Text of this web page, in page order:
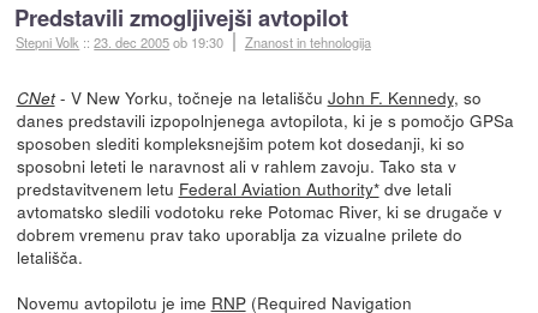
Predstavili zmogljivejši avtopilot
Stepni Volk ::23. dec 2005ob 19:30 Znanost in tehnologija
CNet- V New Yorku, točneje na letališču John F. Kennedy, so
danes predstavili izpopolnjenega avtopilota, ki je s pomočjo GPSa
sposoben slediti kompleksnejšim potem kot dosedanji, ki so
sposobni leteti le naravnost ali v rahlem zavoju. Tako sta v
predstavitvenem letu Federal Aviation Authority*dve letali
avtomatsko sledili vodotoku reke Potomac River, ki se drugače v
dobrem vremenu prav tako uporablja za vizualne prilete do
letališča.
Novemu avtopilotu je ime RNP(Required Navigation